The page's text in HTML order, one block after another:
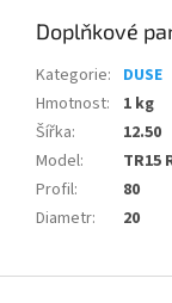
Doplňkové
Kategorie: DUSE
Hmotnost:
1 kg
Šířka:
12.50
Model:
TR15
Profil:
80
Diametr: 20